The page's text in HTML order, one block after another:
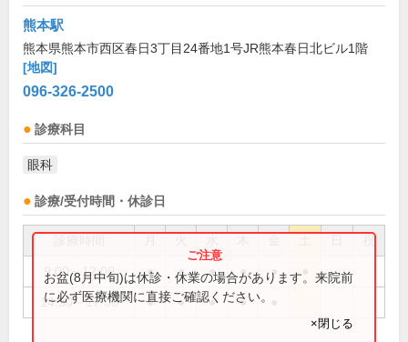
熊本駅
熊本県熊本市西区春日3丁目24番地1号JR熊本春日北ビル1階
[地図]
096-326-2500
診療科目
眼科
診療/受付時間・休診日
祝
9:00～12:00 ● ● ● ● ●
14:30～17:00 ● ● ● ●
お盆(8月中旬)は休診・休業の場合があります。来院前
に必ず医療機関に直接ご確認ください。
×閉じる